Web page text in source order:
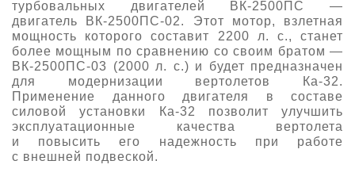
О выставке
Партнеры выставки
Крокус Экспо
Даты будущих выставок
Для участников
Заявка на участие
Для посетителей
Место проведения HeliRussia
Для СМИ
турбовальных двигателей ВК-2500ПС —
двигатель ВК-2500ПС-02. Этот мотор, взлетная
мощность которого составит 2200 л. с., станет
более мощным по сравнению со своим братом —
ВК-2500ПС-03 (2000 л. с.) и будет предназначен
для модернизации вертолетов Ка-32.
Применение данного двигателя в составе
силовой установки Ка-32 позволит улучшить
эксплуатационные качества вертолета
и повысить его надежность при работе
с внешней подвеской.